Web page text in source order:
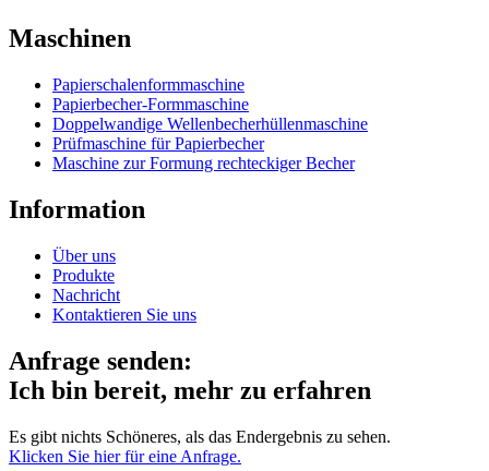
Maschinen
Papierschalenformmaschine
Papierbecher-Formmaschine
Doppelwandige Wellenbecherhüllenmaschine
Prüfmaschine für Papierbecher
Maschine zur Formung rechteckiger Becher
Information
Über uns
Produkte
Nachricht
Kontaktieren Sie uns
Anfrage senden:
Ich bin bereit, mehr zu erfahren
Es gibt nichts Schöneres, als das Endergebnis zu sehen.
Klicken Sie hier für eine Anfrage.